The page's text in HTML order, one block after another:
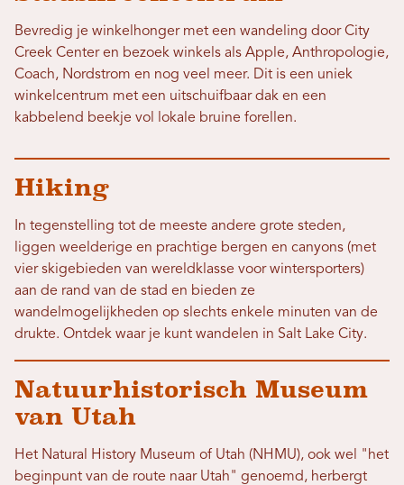
Bevredig je winkelhonger met een wandeling door City
Creek Center en bezoek winkels als Apple, Anthropologie,
Coach, Nordstrom en nog veel meer. Dit is een uniek
winkelcentrum met een uitschuifbaar dak en een
kabbelend beekje vol lokale bruine forellen.
Hiking
In tegenstelling tot de meeste andere grote steden,
liggen weelderige en prachtige bergen en canyons (met
vier skigebieden van wereldklasse voor wintersporters)
aan de rand van de stad en bieden ze
wandelmogelijkheden op slechts enkele minuten van de
drukte. Ontdek waar je kunt wandelen in Salt Lake City.
Natuurhistorisch Museum
van Utah
Het Natural History Museum of Utah (NHMU), ook wel "het
beginpunt van de route naar Utah" genoemd, herbergt